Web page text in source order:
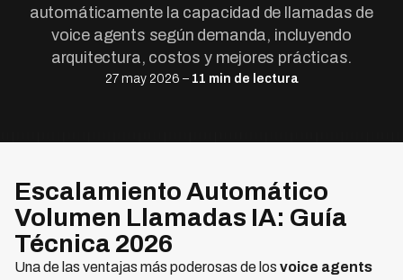
automáticamente la capacidad de llamadas de
voice agents según demanda, incluyendo
arquitectura, costos y mejores prácticas.
27 may 2026 – 11 min de lectura
Escalamiento Automático
Volumen Llamadas IA: Guía
Técnica 2026
Una de las ventajas más poderosas de los voice agents